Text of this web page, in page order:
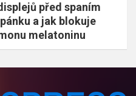
před spaním
a jak blokuje
melatoninu